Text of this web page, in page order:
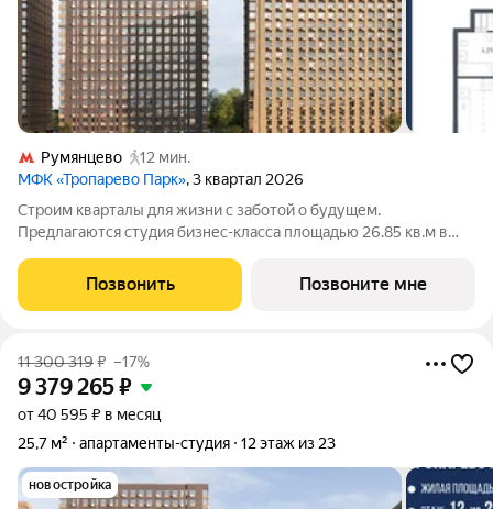
Румянцево
12 мин.
МФК «Тропарево Парк», 3 квартал 2026
Строим кварталы для жизни с заботой о будущем.
Предлагаются студия бизнес-класса площадью 26.85 кв.м в
комплексе "Тропарево Парк".Проект строится полностью с
отделкой, которая включает ламинат, обои
Позвонить Позвоните мне
11 300 319₽ –17%
9 379 265₽
от 40 595 ₽ в месяц
25,7 м²
апартаменты-студия 12 этаж из 23
новостройка